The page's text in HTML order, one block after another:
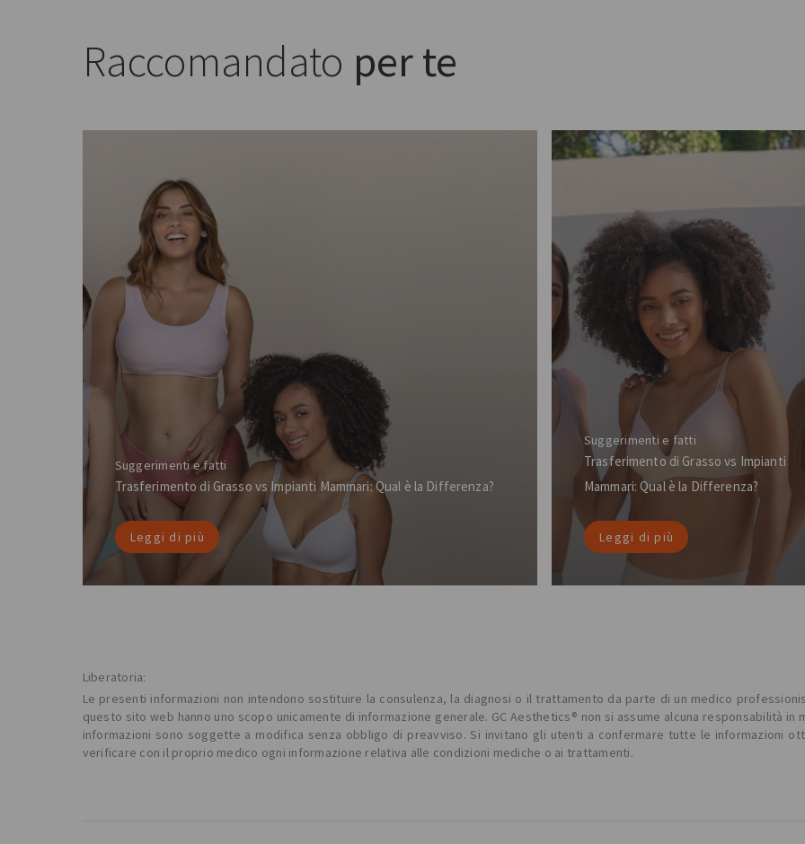
Raccomandato per te
Suggerimenti e fatti
Trasferimento di Grasso vs Impianti Mammari: Qual è la Differenza?
Leggi di più
Suggerimenti e fatti
Trasferimento di Grasso vs Impianti
Mammari: Qual è la Differenza?
Leggi di più
Liberatoria:
Le presenti informazioni non intendono sostituire la consulenza, la diagnosi o il trattamento da parte di un medico
questo sito web hanno uno scopo unicamente di informazione generale. GC Aesthetics® non si assume alcuna responsabilità
informazioni sono soggette a modifica senza obbligo di preavviso. Si invitano gli utenti a confermare tutte le informazioni
verificare con il proprio medico ogni informazione relativa alle condizioni mediche o ai trattamenti.